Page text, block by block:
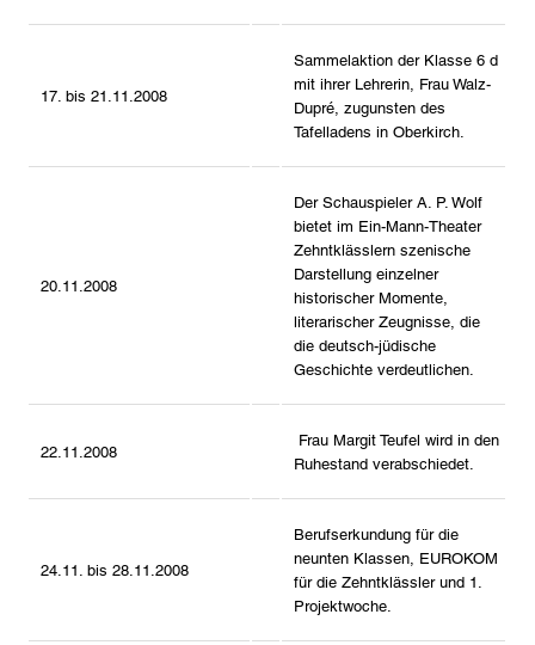
17. bis 21.11.2008
Sammelaktion der Klasse 6 d
mit ihrer Lehrerin, Frau Walz-
Dupré, zugunsten des
Tafelladens in Oberkirch.
20.11.2008
Der Schauspieler A. P. Wolf
bietet im Ein-Mann-Theater
Zehntklässlern szenische
Darstellung einzelner
historischer Momente,
literarischer Zeugnisse, die
die deutsch-jüdische
Geschichte verdeutlichen.
22.11.2008
Frau Margit Teufel wird in den
Ruhestand verabschiedet.
24.11. bis 28.11.2008
Berufserkundung für die
neunten Klassen, EUROKOM
für die Zehntklässler und 1.
Projektwoche.